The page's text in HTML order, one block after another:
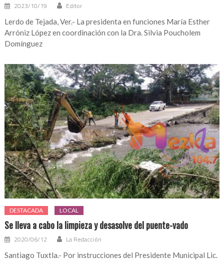
2023/10/19 Editor
Lerdo de Tejada, Ver.- La presidenta en funciones María Esther
Arróniz López en coordinación con la Dra. Silvia Poucholem
Domínguez
DESTACADA LOCAL
Se lleva a cabo la limpieza y desasolve del puente-vado
2020/06/12 La Redacción
Santiago Tuxtla.- Por instrucciones del Presidente Municipal Lic.